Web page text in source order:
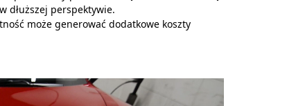
dłuższej perspektywie.
może generować dodatkowe koszty